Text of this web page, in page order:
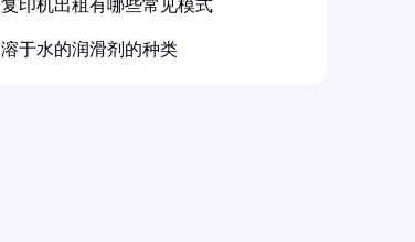
复印机出租有哪些常见模式
溶于水的润滑剂的种类